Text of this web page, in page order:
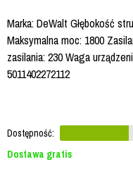
Marka: DeWalt Głębokość
Maksymalna moc: 1800
zasilania: 230 Waga
5011402272112
Dostępność:
Dostawa gratis